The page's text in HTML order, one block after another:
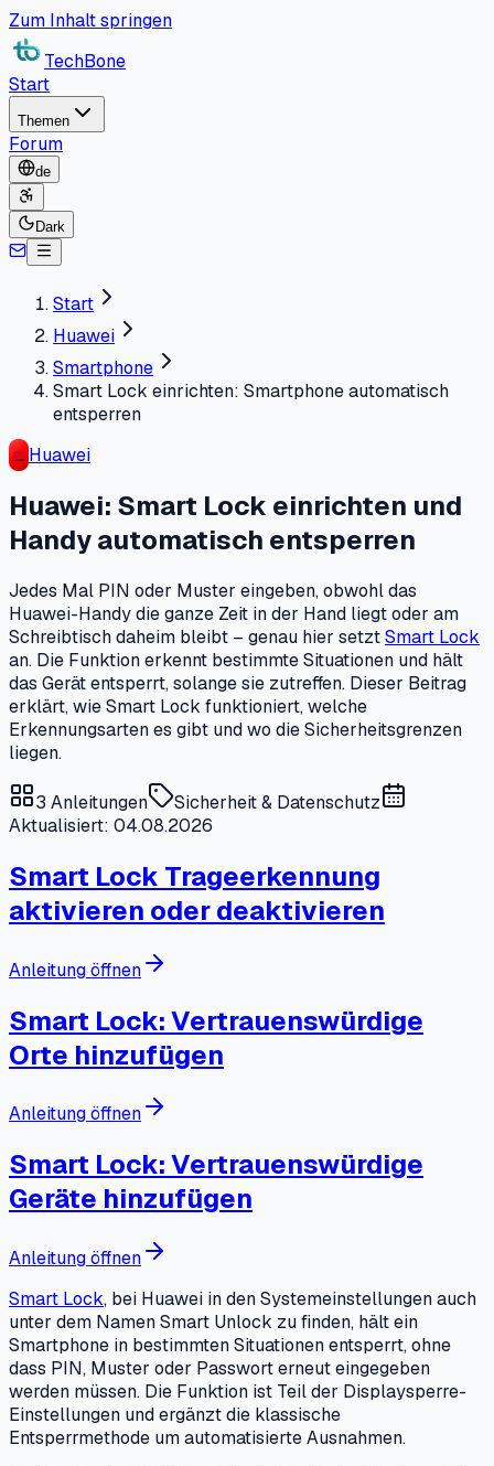
Zum Inhalt springen
TechBone
Start
Themen
Forum
de
Dark
Start
Huawei
Smartphone
Smart Lock einrichten: Smartphone automatisch
entsperren
Huawei
Huawei: Smart Lock einrichten und
Handy automatisch entsperren
Jedes Mal PIN oder Muster eingeben, obwohl das
Huawei-Handy die ganze Zeit in der Hand liegt oder am
Schreibtisch daheim bleibt – genau hier setztSmart Lock
an. Die Funktion erkennt bestimmte Situationen und hält
das Gerät entsperrt, solange sie zutreffen. Dieser Beitrag
erklärt, wie Smart Lock funktioniert, welche
Erkennungsarten es gibt und wo die Sicherheitsgrenzen
liegen.
3 Anleitungen
Sicherheit & Datenschutz
Aktualisiert: 04.08.2026
Smart Lock Trageerkennung
aktivieren oder deaktivieren
Anleitung öffnen
Smart Lock: Vertrauenswürdige
Orte hinzufügen
Anleitung öffnen
Smart Lock: Vertrauenswürdige
Geräte hinzufügen
Anleitung öffnen
Smart Lock, bei Huawei in den Systemeinstellungen auch
unter dem Namen Smart Unlock zu finden, hält ein
Smartphone in bestimmten Situationen entsperrt, ohne
dass PIN, Muster oder Passwort erneut eingegeben
werden müssen. Die Funktion ist Teil der Displaysperre-
Einstellungen und ergänzt die klassische
Entsperrmethode um automatisierte Ausnahmen.